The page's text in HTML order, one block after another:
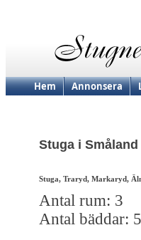
Hem Annonsera
Stuga i Småland
Stuga, Traryd, Markaryd,
Antal rum: 3
Antal bäddar: 5